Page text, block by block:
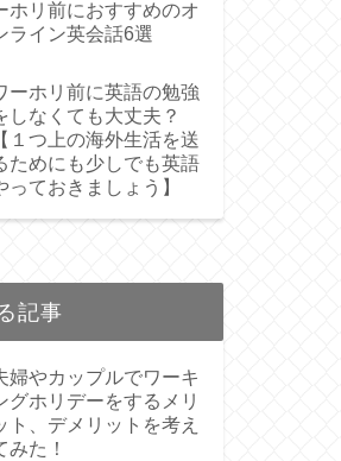
ホリ前におすすめのオ
ライン英会話6選
ーホリ前に英語の勉強
しなくても大丈夫？
【１つ上の海外生活を送
ためにも少しでも英語
っておきましょう】
記事
婦やカップルでワーキ
グホリデーをするメリ
ト、デメリットを考え
みた！